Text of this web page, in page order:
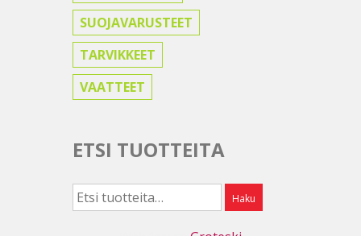
SUOJAVARUSTEET
TARVIKKEET
VAATTEET
ETSI TUOTTEITA
Etsi: Haku